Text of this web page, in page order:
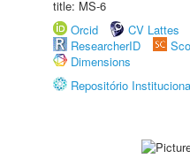
title: MS-6
Orcid
CV Lattes
ResearcherID
Dimensions
Repositório